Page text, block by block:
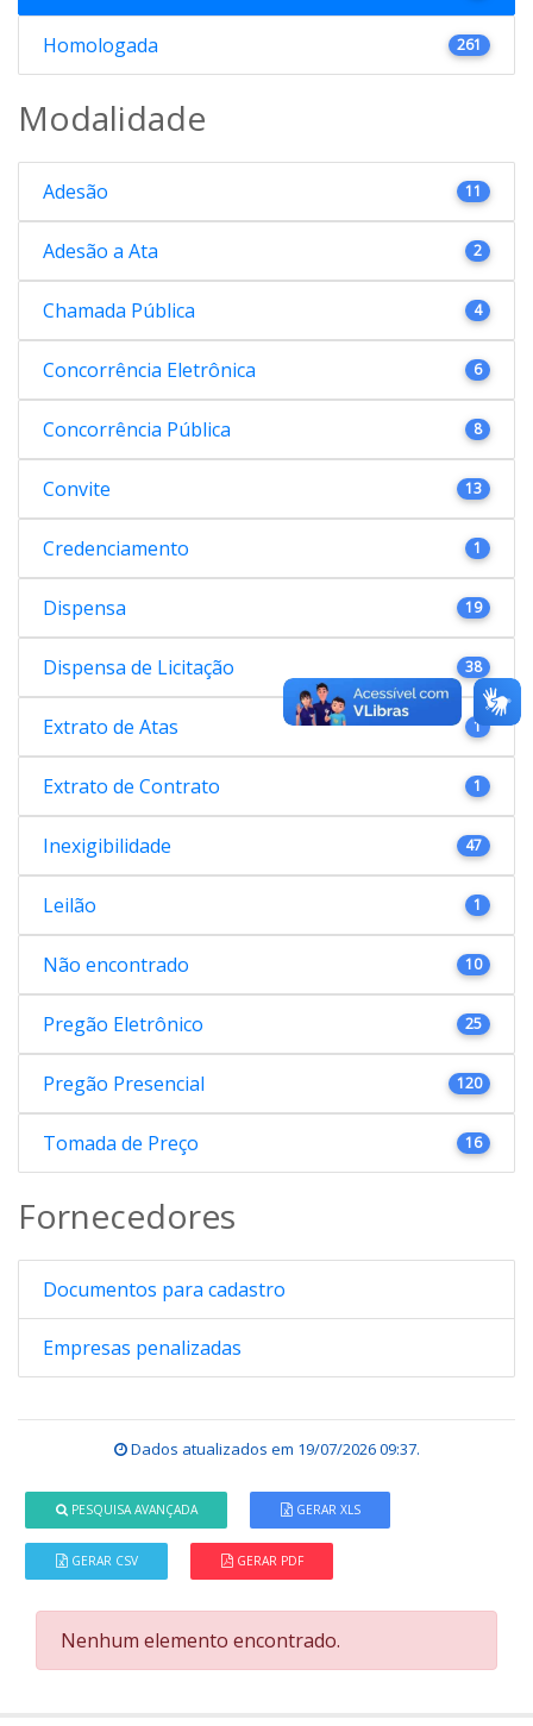
Homologada 261
Modalidade
Adesão 11
Adesão a Ata 2
Chamada Pública 4
Concorrência Eletrônica 6
Concorrência Pública 8
Convite 13
Credenciamento 1
Dispensa 19
Dispensa de Licitação 38
Extrato de Atas 1
Extrato de Contrato 1
Inexigibilidade 47
Leilão 1
Não encontrado 10
Pregão Eletrônico 25
Pregão Presencial 120
Tomada de Preço 16
Fornecedores
Documentos para cadastro
Empresas penalizadas
Dados atualizados em 19/07/2026 09:37.
PESQUISA AVANÇADA GERAR XLS
GERAR CSV GERAR PDF
Nenhum elemento encontrado.